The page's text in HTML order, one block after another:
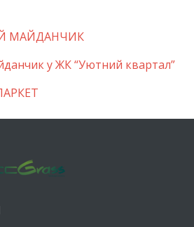
МАЙДАНЧИК
у ЖК “Уютний квартал”